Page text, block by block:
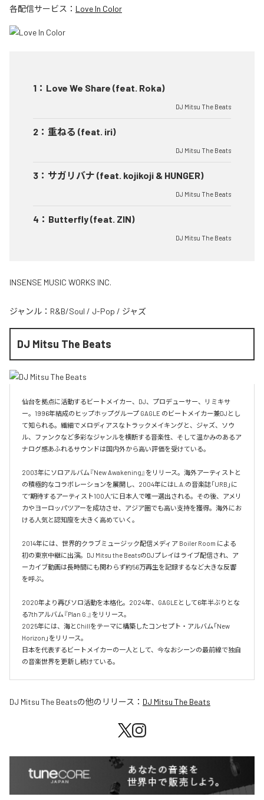
各配信サービス： Love In Color
1 ： Love We Share (feat. Roka)
DJ Mitsu The Beats
2 ： 重ねる (feat. iri)
DJ Mitsu The Beats
3 ： サガリバナ (feat. kojikoji & HUNGER)
DJ Mitsu The Beats
4 ： Butterfly (feat. ZIN)
DJ Mitsu The Beats
INSENSE MUSIC WORKS INC.
ジャンル： R&B/Soul / J-Pop / ジャズ
DJ Mitsu The Beats
仙台を拠点に活動するビートメイカー、DJ、プロデューサー、リミキサ
ー。1996年結成のヒップホップグループ GAGLE のビートメイカー兼DJとし
て知られる。繊細でメロディアスなトラックメイキングと、ジャズ、ソウ
ル、ファンクなど多彩なジャンルを横断する音楽性、そして温かみのあるア
ナログ感あふれるサウンドは国内外から高い評価を受けている。
2003年にソロアルバム『New Awakening』をリリース。海外アーティストと
の積極的なコラボレーションを展開し、2004年にはL.A.の音楽誌「URB」に
て“期待するアーティスト100人”に日本人で唯一選出される。その後、アメリ
カやヨーロッパツアーを成功させ、アジア圏でも高い支持を獲得。海外にお
ける人気と認知度を大きく高めていく。
2014年には、世界的クラブミュージック配信メディア Boiler Room による
初の東京中継に出演。DJ Mitsu the BeatsのDJプレイはライブ配信され、ア
ーカイブ動画は長時間にも関わらず約56万再生を記録するなど大きな反響
を呼ぶ。
2020年より再びソロ活動を本格化。2024年、GAGLEとして6年半ぶりとな
る7thアルバム『Plan G.』をリリース。
2025年には、海とChillをテーマに構築したコンセプト・アルバム「New
Horizon」をリリース。
日本を代表するビートメイカーの一人として、今なおシーンの最前線で独自
の音楽世界を更新し続けている。
DJ Mitsu The Beatsの他のリリース： DJ Mitsu The Beats